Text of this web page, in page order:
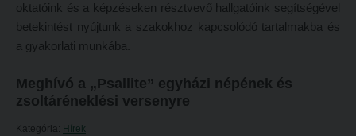
Tudományos diákköri tevékenység
Kari kutatási pályázatok
Kari kiadványok
Kecskeméti képzési hely
Kari kutatócsoportok
oktatóink és a képzéseken résztvevő hallgatóink segítségével
betekintést nyújtunk a szakokhoz kapcsolódó tartalmakba és
a gyakorlati munkába.
Meghívó a „Psallite” egyházi népének és
zsoltáréneklési versenyre
Kategória: Hírek